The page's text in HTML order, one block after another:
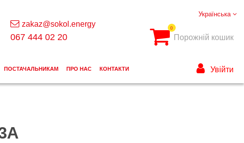
Українська
zakaz@sokol.energy
067 444 02 20
0
Порожній кошик
ПОСТАЧАЛЬНИКАМ ПРО НАС КОНТАКТИ Увійти